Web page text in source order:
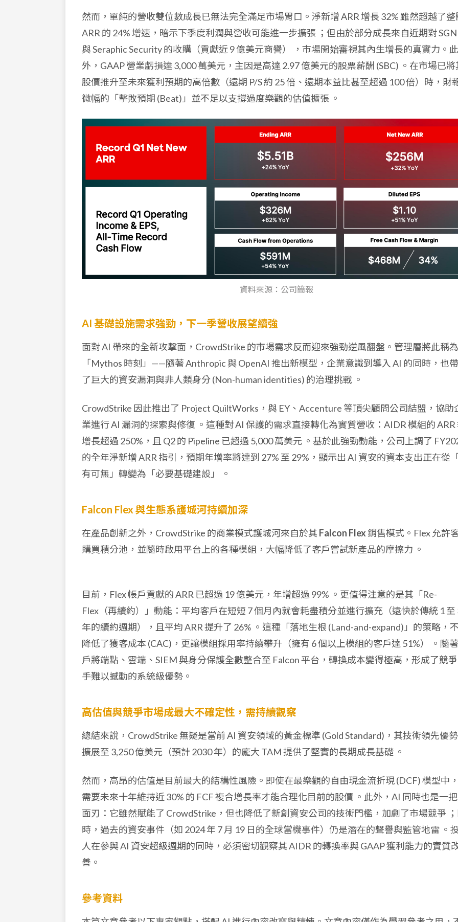
然而，單純的營收雙位數成長已無法完全滿足市場胃口。淨新增 ARR 增長 32% 雖然超越了整
ARR 的 24% 增速，暗示下季度利潤與營收可能進一步擴張 ；但由於部分成長來自近期對
與 Seraphic Security 的收購（貢獻近 9 億美元商譽）
，市場開始審視其內生增長的真實力。此
外，GAAP 營業虧損達 3,000 萬美元，主因是高達 2.97 億美元的股票薪酬 (SBC) 。在市場已將
股價推升至未來獲利預期的高倍數（遠期 P/S 約 25 倍、遠期本益比甚至超過 100 倍）時，財
微幅的「擊敗預期 (Beat)」並不足以支撐過度樂觀的估值擴張 。
資料來源：公司簡報
AI 基礎設施需求強勁，下一季營收展望續強
面對 AI 帶來的全新攻擊面，CrowdStrike 的市場需求反而迎來強勁逆風翻盤。管理層將此稱為
「Mythos 時刻」——隨著 Anthropic 與 OpenAI 推出新模型，企業意識到導入 AI 的同時，也
了巨大的資安漏洞與非人類身分 (Non-human identities) 的治理挑戰 。
CrowdStrike 因此推出了 Project QuiltWorks，與 EY、Accenture 等頂尖顧問公司結盟，協助
業進行 AI 漏洞的探索與修復 。這種對 AI 保護的需求直接轉化為實質營收：AIDR 模組的 ARR
增長超過 250%，且 Q2 的 Pipeline 已超過 5,000 萬美元 。基於此強勁動能，公司上調了
的全年淨新增 ARR 指引，預期年增率將達到 27% 至 29%，顯示出 AI 資安的資本支出正在從
有可無」轉變為「必要基礎建設」
。
Falcon Flex 與生態系護城河持續加深
在產品創新之外，CrowdStrike 的商業模式護城河來自於其 Falcon Flex 銷售模式。Flex 允許
購買積分池，並隨時啟用平台上的各種模組，大幅降低了客戶嘗試新產品的摩擦力 。
目前，Flex 帳戶貢獻的 ARR 已超過 19 億美元，年增超過 99% 。更值得注意的是其「Re-
Flex（再續約）」動能：平均客戶在短短 7 個月內就會耗盡積分並進行擴充（遠快於傳統 1 至
年的續約週期），且平均 ARR 提升了 26% 。這種「落地生根 (Land-and-expand)」的策略，
降低了獲客成本 (CAC)，更讓模組採用率持續攀升（擁有 6 個以上模組的客戶達 51%）
。隨
戶將端點、雲端、SIEM 與身分保護全數整合至 Falcon 平台，轉換成本變得極高，形成了競
手難以撼動的系統級優勢。
高估值與競爭市場成最大不確定性，需持續觀察
總結來說，CrowdStrike 無疑是當前 AI 資安領域的黃金標準 (Gold Standard)，其技術領先優
擴展至 3,250 億美元（預計 2030 年）的龐大 TAM 提供了堅實的長期成長基礎 。
然而，高昂的估值是目前最大的結構性風險。即使在最樂觀的自由現金流折現 (DCF) 模型中
需要未來十年維持近 30% 的 FCF 複合增長率才能合理化目前的股價 。此外，AI 同時也是一
面刃：它雖然賦能了 CrowdStrike，但也降低了新創資安公司的技術門檻，加劇了市場競爭
時，過去的資安事件（如 2024 年 7 月 19 日的全球當機事件）仍是潛在的聲譽與監管地雷 。
人在參與 AI 資安超級週期的同時，必須密切觀察其 AIDR 的轉換率與 GAAP 獲利能力的實質
善。
參考資料